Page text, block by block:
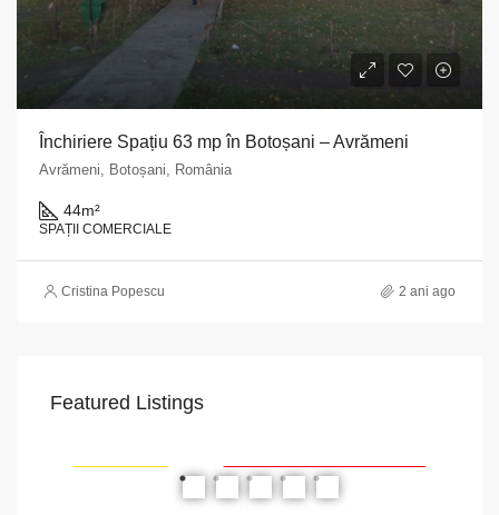
Închiriere Spațiu 63 mp în Botoșani – Avrămeni
Avrămeni, Botoșani, România
44m²
SPAȚII COMERCIALE
Cristina Popescu 2 ani ago
Featured Listings
PROPRIETATEA A FOST ÎNCHIRIATĂ